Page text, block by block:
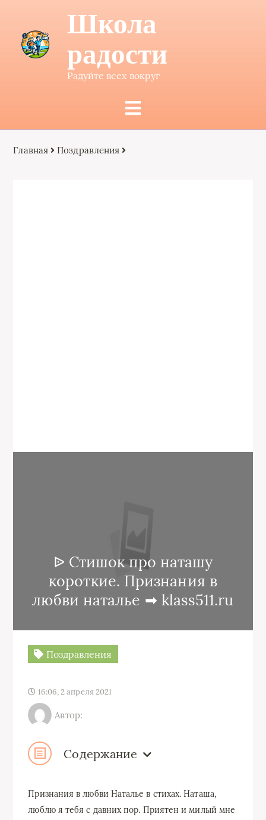
Школа
радости
Радуйте всех вокруг
Главная Поздравления
ᐉ Стишок про наташу
короткие. Признания в
любви наталье ➡ klass511.ru
Поздравления
16:06, 2 апреля 2021
Автор:
Содержание
Признания в любви Наталье в стихах. Наташа,
люблю я тебя с давних пор. Приятен и милый мне